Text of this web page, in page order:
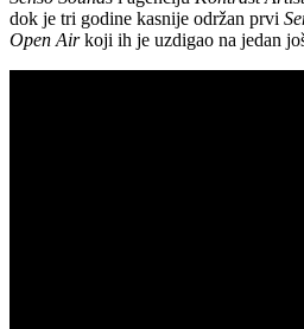
dok je tri godine kasnije održan prvi
Open Airkoji ih je uzdigao na jedan